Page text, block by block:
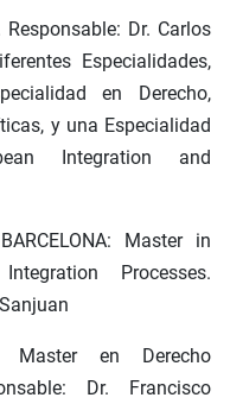
Dr. Carlos
Especialidades,
en Derecho,
y una Especialidad
Integration and
Master in
Processes.
Master en Derecho
Dr. Francisco